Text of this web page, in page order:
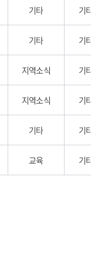
기타 기
기타 기
지역소식 기
지역소식 기
기타 기
교육 기